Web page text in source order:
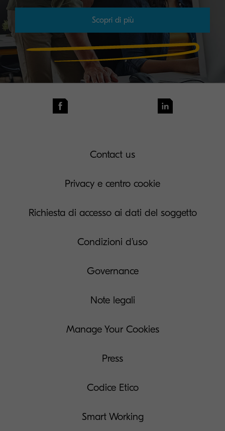
Scopri di più
Contact us
Privacy e centro cookie
Richiesta di accesso ai dati del soggetto
Condizioni d’uso
Governance
Note legali
Manage Your Cookies
Press
Codice Etico
Smart Working